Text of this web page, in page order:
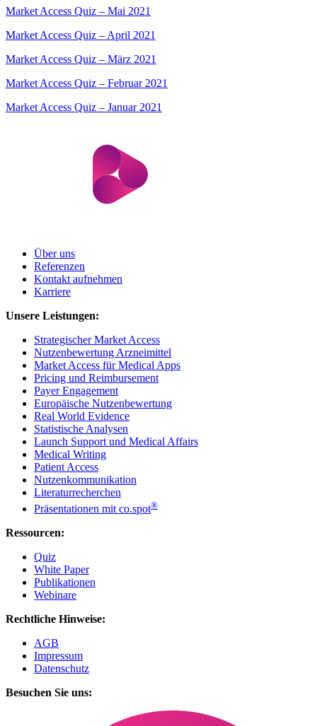
Market Access Quiz – Mai 2021
Market Access Quiz – April 2021
Market Access Quiz – März 2021
Market Access Quiz – Februar 2021
Market Access Quiz – Januar 2021
Über uns
Referenzen
Kontakt aufnehmen
Karriere
Unsere Leistungen:
Strategischer Market Access
Nutzenbewertung Arzneimittel
Market Access für Medical Apps
Pricing und Reimbursement
Payer Engagement
Europäische Nutzenbewertung
Real World Evidence
Statistische Analysen
Launch Support und Medical Affairs
Medical Writing
Patient Access
Nutzenkommunikation
Literaturrecherchen
Präsentationen mit co.spot®
Ressourcen:
Quiz
White Paper
Publikationen
Webinare
Rechtliche Hinweise:
AGB
Impressum
Datenschutz
Besuchen Sie uns: